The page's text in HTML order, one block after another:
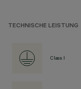
TECHNISCHE LEISTUNG
Class I